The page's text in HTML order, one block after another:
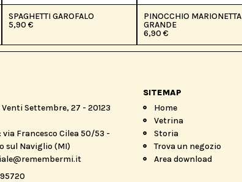
SPAGHETTI GAROFALO
5,90€
PINOCCHIO MARIONETTA
GRANDE
6,90 €
Venti Settembre, 27 - 20123
via Francesco Cilea 50/53 -
sul Naviglio (MI)
SITEMAP
Home
Vetrina
Storia
Trova un negozio
Area download